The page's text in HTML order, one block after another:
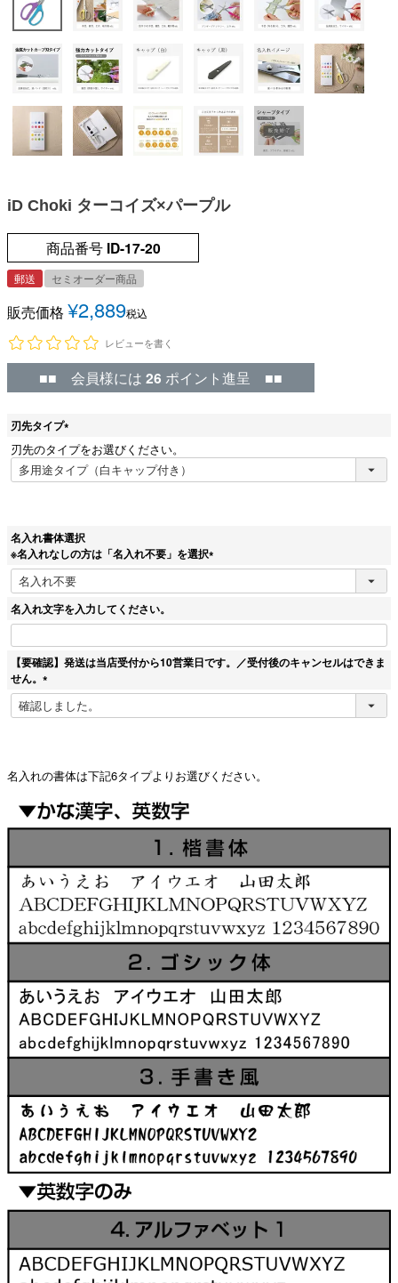
iD Choki ターコイズ×パープル
商品番号 ID-17-20
郵送 セミオーダー商品
販売価格 ¥2,889税込
レビューを書く
■■ 会員様には 26 ポイント進呈 ■■
刃先タイプ
(
必
須
刃先のタイプをお選びください。
名入れ書体選択
※名入れなしの方は「名入れ不要」を選択
(
必
)
名入れ文字を入力してください。
【要確認】発送は当店受付から10営業日です。／受付後のキャンセルはできま
せん。
(
必
名入れの書体は下記6タイプよりお選びください。